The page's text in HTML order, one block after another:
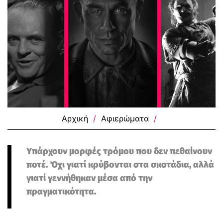
Αρχική / Αφιερώματα /
Υπάρχουν μορφές τρόμου που δεν πεθαίνουν
ποτέ. Όχι γιατί κρύβονται στα σκοτάδια, αλλά
γιατί γεννήθηκαν μέσα από την
πραγματικότητα.